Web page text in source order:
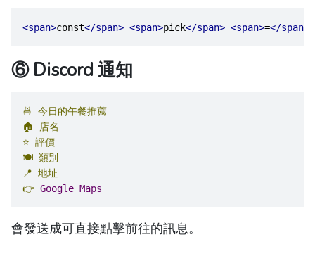
<span>const</span> <span>pick</span> <span>=</span>
⑥ Discord 通知
🍜
今日的午餐推薦
🏠
店名
⭐ 評價
🍽️ 類別
📍 地址
👉 Google Maps
會發送成可直接點擊前往的訊息。